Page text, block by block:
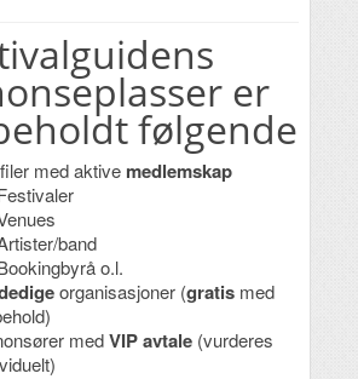
er
følgende
med aktive medlemskap
band
o.l.
organisasjoner (gratis med
medVIP avtale(vurderes